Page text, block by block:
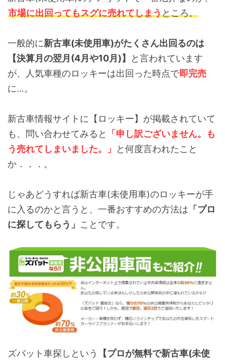
市場に出回ってもスグに売れてしまうところ。
一般的に新古車(未使用車)がたくさん出回るのは
【決算月の翌月(4月や10月)】
と言われています
が、人気車種のロッキーは出回った時点で即完売
に…。
新古車情報サイトに【ロッキー】が掲載されていて
も、問い合わせてみると
「申し訳ございません。も
う売れてしまいました。」
と何度言われたこと
か．．．。
じゃあどうすれば新古車(未使用車)のロッキーが手
に入るのかと言うと、一番おすすめの方法は 「プロ
に探してもらう」 ことです。
ズバット車探しという
【プロが無料で新古車(未使